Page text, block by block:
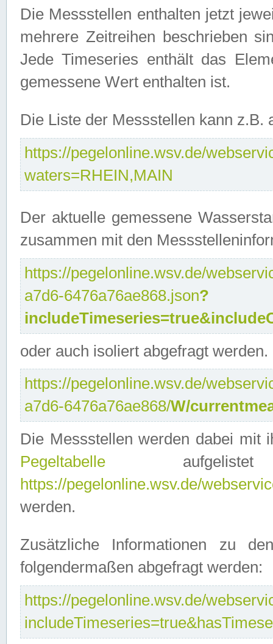
Die Messstellen enthalten jetzt
mehrere Zeitreihen beschrieben
Jede Timeseries enthält das
gemessene Wert enthalten ist.
Die Liste der Messstellen kann
https://pegelonline.wsv.de/
waters=RHEIN,MAIN
Der aktuelle gemessene
zusammen mit den
https://pegelonline.wsv.de/
a7d6-6476a76ae868.json?
oder auch isoliert abgefragt werden.
https://pegelonline.wsv.de/
a7d6-6476a76ae868/W/
Die Messstellen werden dabei mit
Pegeltabelle
https://pegelonline.wsv.de/
werden.
Zusätzliche Informationen zu
folgendermaßen abgefragt werden:
https://pegelonline.wsv.de/